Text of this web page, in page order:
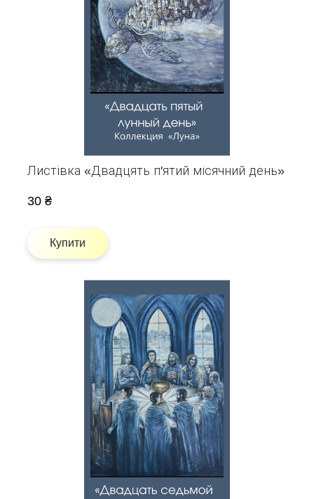
Листівка «Двадцять п'ятий місячний день»
30 ₴
Купити